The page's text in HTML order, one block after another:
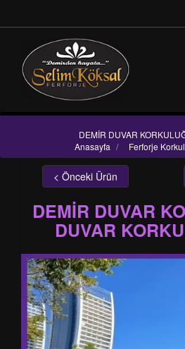
DEMİR DUVAR
Ferforje
Anasayfa /
< Önceki Ürün
DEMİR DUVAR
DUVAR